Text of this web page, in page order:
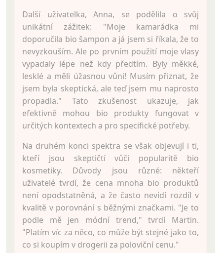
Další uživatelka, Anna, se podělila o svůj
unikátní zážitek: "Moje kamarádka mi
doporučila bio šampon a já jsem si říkala, že to
nevyzkouším. Ale po prvním použití moje vlasy
vypadaly lépe než kdy předtím. Byly měkké,
lesklé a měli úžasnou vůni! Musím přiznat, že
jsem byla skeptická, ale teď jsem mu naprosto
propadla." Tato zkušenost ukazuje, jak
efektivně mohou bio produkty fungovat v
určitých kontextech a pro specifické potřeby.
Na druhém konci spektra se však objevují i ti,
kteří jsou skeptičtí vůči popularitě bio
kosmetiky. Důvody jsou různé: někteří
uživatelé tvrdí, že cena mnoha bio produktů
není opodstatněná, a že často nevidí rozdíl v
kvalitě v porovnání s běžnými značkami. "Je to
podle mě jen módní trend," tvrdí Martin.
"Platím víc za něco, co může být stejné jako to,
co si koupím v drogerii za poloviční cenu."